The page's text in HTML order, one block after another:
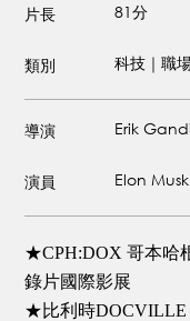
片長 81分
類別 科技｜職
導演 Erik
演員 Elon
★CPH:DOX 哥本哈
錄片國際影展
★比利時DOCVILLE